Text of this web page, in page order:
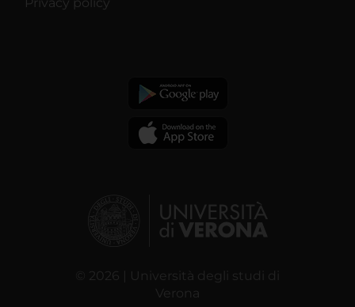
© 2026 | Università degli studi di
Verona